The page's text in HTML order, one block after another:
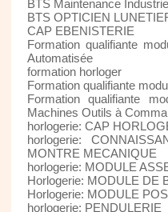
BTS Maintenance
BTS OPTICIEN
CAP EBENISTERIE
Formation qualifiante
Automatisée
formation horloger
Formation qualifiante
Formation qualifiante
Machines Outils à
horlogerie: CAP
horlogerie:
MONTRE MECANIQUE
horlogerie: MODULE
Horlogerie: MODULE DE
Horlogerie: MODULE
horlogerie: PENDULERIE